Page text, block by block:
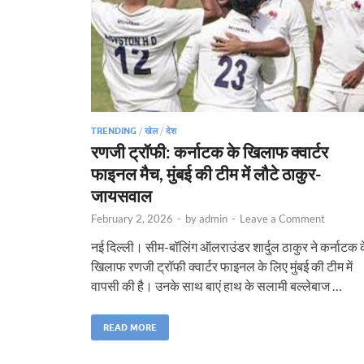
TRENDING / खेल/ देश
रणजी ट्रॉफी: कर्नाटक के खिलाफ क्वार्टर
फाइनल मैच, मुंबई की टीम में लौटे ठाकुर-
जायसवाल
February 2, 2026 - byadmin - Leave a Comment
नई दिल्ली। सीम-बॉलिंग ऑलराउंडर शार्दुल ठाकुर ने कर्नाटक
खिलाफ रणजी ट्रॉफी क्वार्टर फाइनल के लिए मुंबई की टीम में
वापसी की है। उनके साथ बाएं हाथ के सलामी बल्लेबाज …
READ MORE